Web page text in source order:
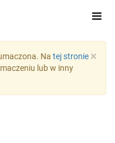
×
Na tej stronie
lub w inny